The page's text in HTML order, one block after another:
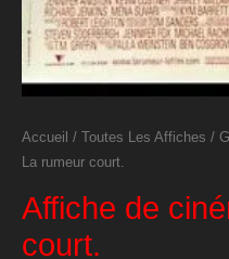
Accueil / Toutes Les Affiches /
La rumeur court.
Affiche de
court.